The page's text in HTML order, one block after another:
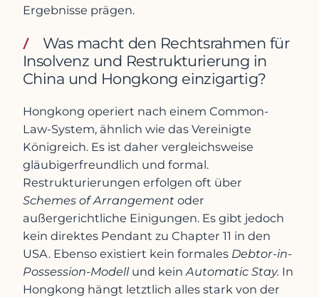
Ergebnisse prägen.
Was macht den Rechtsrahmen für
Insolvenz und Restrukturierung in
China und Hongkong einzigartig?
Hongkong operiert nach einem Common-
Law-System, ähnlich wie das Vereinigte
Königreich. Es ist daher vergleichsweise
gläubigerfreundlich und formal.
Restrukturierungen erfolgen oft über
Schemes of Arrangement oder
außergerichtliche Einigungen. Es gibt jedoch
kein direktes Pendant zu Chapter 11 in den
USA. Ebenso existiert kein formales Debtor-in-
Possession-Modellund kein Automatic Stay. In
Hongkong hängt letztlich alles stark von der